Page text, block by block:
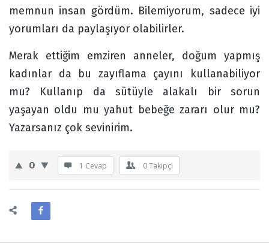
memnun insan gördüm. Bilemiyorum, sadece iyi
yorumları da paylaşıyor olabilirler.
Merak ettiğim emziren anneler, doğum yapmış
kadınlar da bu zayıflama çayını kullanabiliyor
mu? Kullanıp da sütüyle alakalı bir sorun
yaşayan oldu mu yahut bebeğe zararı olur mu?
Yazarsanız çok sevinirim.
0 1 Cevap 0Takipçi